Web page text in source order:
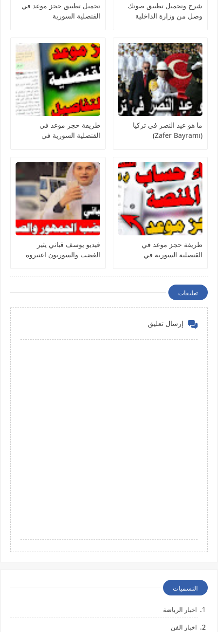
شرح وتحميل تطبيق صوتك
وصل من وزارة الداخلية
تحميل تطبيق حجز موعد في
القنصلية السورية
ما هو عيد النصر في تركيا
(Zafer Bayramı)
طريقة حجز موعد في
القنصلية السورية في
طريقة حجز موعد في
القنصلية السورية في
فيديو يوسف قباني يثير
الغضب والسوريون اعتبروه
تعليقات
إرسال تعليق
التسميات
اخبار الرياضة
اخبار الفن